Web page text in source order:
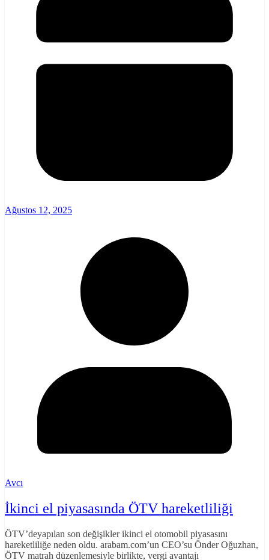
Ağustos 12, 2025
Avcı
İkinci el piyasasında ÖTV hareketliliği
ÖTV’deyapılan son değişikler ikinci el otomobil piyasasını
hareketliliğe neden oldu. arabam.com’un CEO’su Önder Oğuzhan,
ÖTV matrah düzenlemesiyle birlikte, vergi avantajı